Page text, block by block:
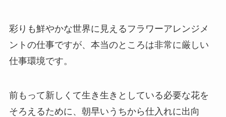
彩りも鮮やかな世界に見えるフラワーアレンジメ
ントの仕事ですが、本当のところは非常に厳しい
仕事環境です。
前もって新しくて生き生きとしている必要な花を
そろえるために、朝早いうちから仕入れに出向